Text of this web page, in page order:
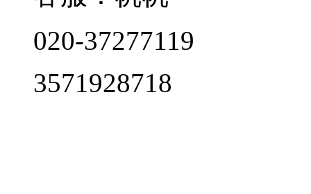
020-37277119
3571928718